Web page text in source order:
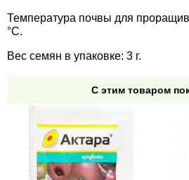
Температура почвы для
°C.
Вес семян в упаковке: 3 г.
С этим товаром
Семена томатов
Семена газонной травы
Семена укропа
Семена фасоли
Средства защиты от капустницы
Средства защиты от кротов
Средства защиты от грызунов
Препараты для септиков,
дачных туалетов, биодеструкторы